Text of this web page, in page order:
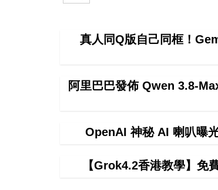
真人同Q版自己同框！
阿里巴巴發佈 Qwen 3.8-
OpenAI 神秘 AI 喇叭曝
【Grok4.2香港教學】免